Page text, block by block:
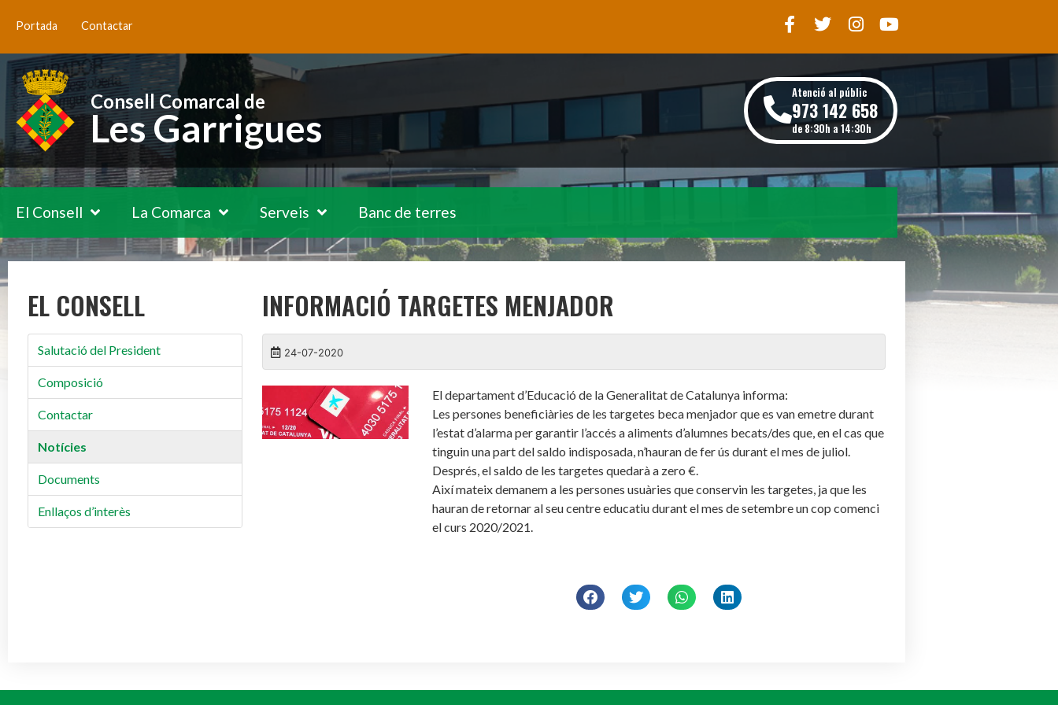
Portada Contactar
Consell Comarcal de
Les Garrigues
Atenció al públic
973 142 658
de 8:30h a 14:30h
El Consell La Comarca Serveis Banc de terres
EL CONSELL
Salutació del President
Composició
Contactar
Notícies
Documents
Enllaços d’interès
INFORMACIÓ TARGETES MENJADOR
24-07-2020
El departament d’Educació de la Generalitat de Catalunya informa:
Les persones beneficiàries de les targetes beca menjador que es van emetre durant
l’estat d’alarma per garantir l’accés a aliments d’alumnes becats/des que, en el cas que
tinguin una part del saldo indisposada, n’hauran de fer ús durant el mes de juliol.
Després, el saldo de les targetes quedarà a zero €.
Així mateix demanem a les persones usuàries que conservin les targetes, ja que les
hauran de retornar al seu centre educatiu durant el mes de setembre un cop comenci
el curs 2020/2021.